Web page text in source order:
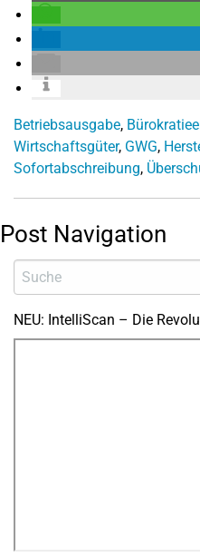
Betriebsausgabe,
Wirtschaftsgüter, GWG,
Sofortabschreibung,
Post Navigation
NEU: IntelliScan – Die